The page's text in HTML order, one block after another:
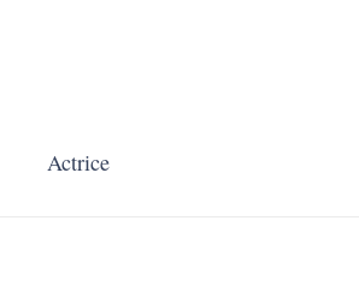
Actrice